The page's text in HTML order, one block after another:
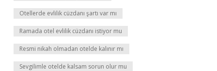
Otellerde evlilik cüzdanı şartı var mı
Ramada otel evlilik cüzdanı istiyor mu
Resmi nikah olmadan otelde kalınır mı
Sevgilimle otelde kalsam sorun olur mu